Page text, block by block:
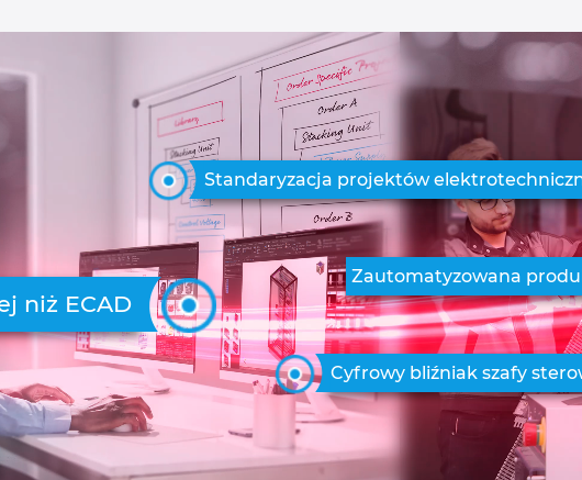
niż ECAD
Standaryzacja projektów
Cyfrowy bliźniak szafy
Zautomatyzowana